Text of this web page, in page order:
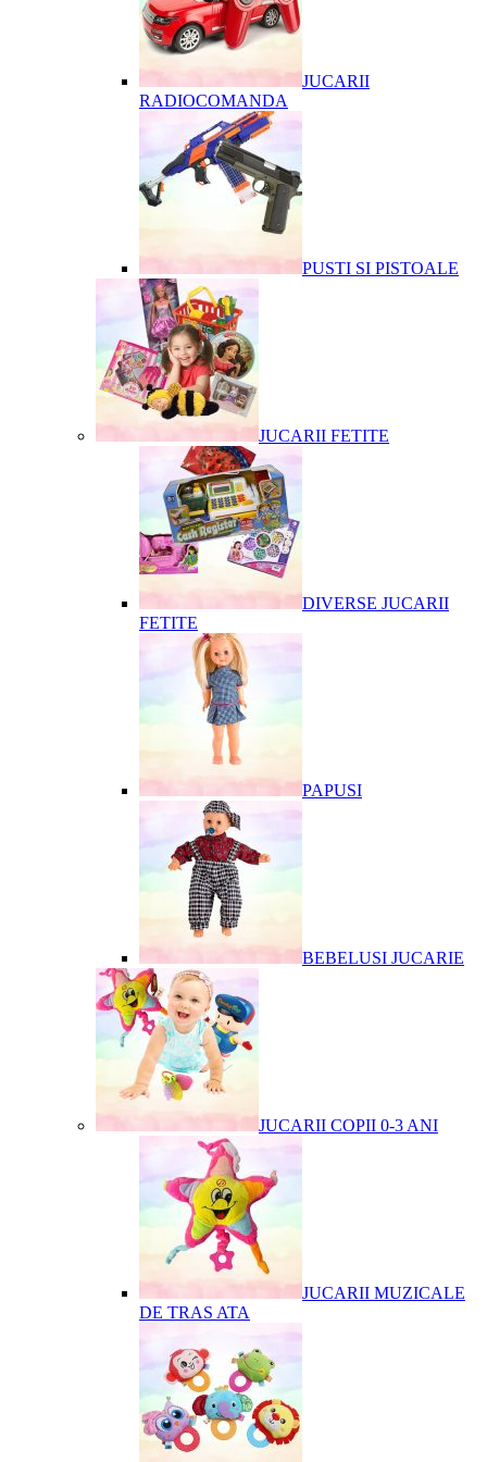
JUCARII
RADIOCOMANDA
PUSTI SI PISTOALE
JUCARII FETITE
DIVERSE JUCARII
FETITE
PAPUSI
BEBELUSI JUCARIE
JUCARII COPII 0-3 ANI
JUCARII MUZICALE
DE TRAS ATA